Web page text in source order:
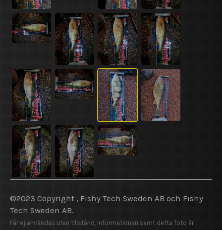
©2023 Copyright , Fishy Tech Sweden AB och Fishy
Tech Sweden AB.
Får ej användas utan tillstånd, informationen samt detta foto är